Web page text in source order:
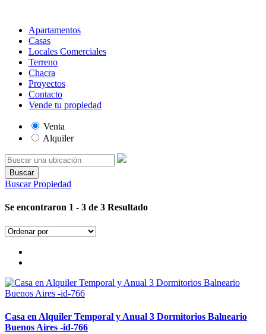
Apartamentos
Casas
Locales Comerciales
Terreno
Chacra
Proyectos
Contacto
Vende tu propiedad
Venta
Alquiler
Buscar
Buscar Propiedad
Se encontraron 1 - 3 de 3 Resultado
Casa en Alquiler Temporal y Anual 3 Dormitorios Balneario
Buenos Aires -id-766